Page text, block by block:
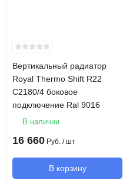
Вертикальный радиатор
Royal Thermo Shift R22
C2180/4 боковое
подключение Ral 9016
В наличии
16 660 Руб. / шт
В корзину